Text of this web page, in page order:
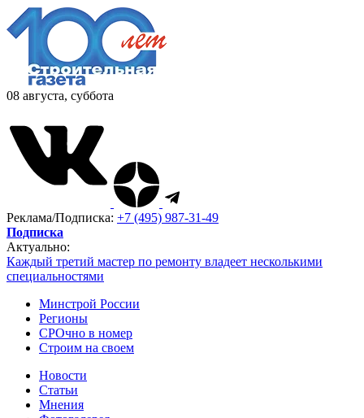
08 августа, суббота
Реклама/Подписка: +7 (495) 987-31-49
Подписка
Актуально:
Каждый третий мастер по ремонту владеет несколькими
специальностями
Минстрой России
Регионы
СРОчно в номер
Строим на своем
Новости
Статьи
Мнения